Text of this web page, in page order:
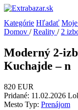
Kategórie Hľadať
Domov / Reality / 2
Moderný 2-
Kuchajde – n
820 EUR
Pridané: 11.02.2026
Mesto Typ: Prenájom